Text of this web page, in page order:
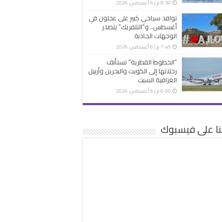
8:30 م | 6 أغسطس، 2026
توافد سياحي كبير على عجلون في
أغسطس.. و”التلفريك” يتصدر
الوجهات الجاذبة
7:45 م | 6 أغسطس، 2026
“الخطوط القطرية” تستأنف
رحلاتها إلى الكويت والبحرين وأربيل
العراقية السبت
6:00 م | 6 أغسطس، 2026
على فيسبوك